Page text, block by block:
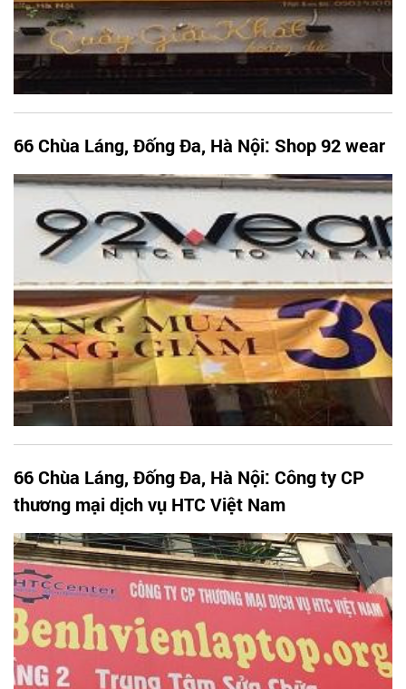
66 Chùa Láng, Đống Đa, Hà Nội: Shop 92 wear
66 Chùa Láng, Đống Đa, Hà Nội: Công ty CP
thương mại dịch vụ HTC Việt Nam